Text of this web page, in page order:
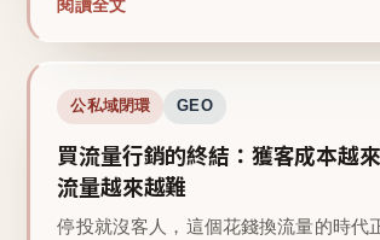
閱讀全文
公私域閉環 GEO
買流量行銷的終結：獲客成本越
流量越來越難
停投就沒客人，這個花錢換流量的時代